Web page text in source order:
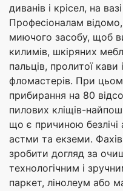
диванів і крісел, на
Професіоналам
миючого засобу, щоб
килимів, шкіряних
пальців, пролитої кави
фломастерів. При
прибирання на 80
пилових кліщів-
що є причиною безлічі
астми та екземи.
зробити догляд за
технологічним і
паркет, лінолеум або